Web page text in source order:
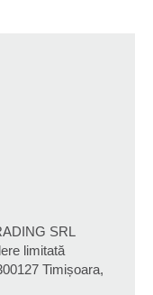
SRL
limitată
Timișoara,